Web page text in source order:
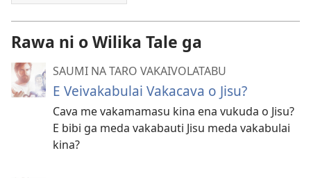
Rawa ni o Wilika Tale ga
SAUMI NA TARO VAKAIVOLATABU
E Veivakabulai Vakacava o Jisu?
Cava me vakamamasu kina ena vukuda o Jisu?
E bibi ga meda vakabauti Jisu meda vakabulai
kina?